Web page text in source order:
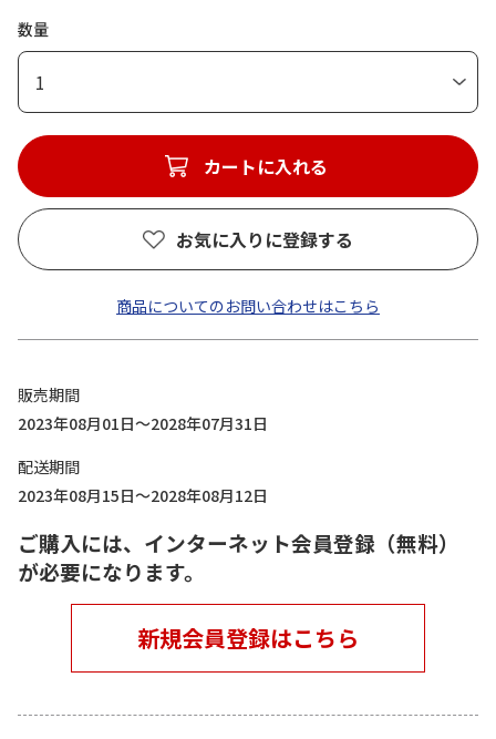
数量
1
カートに入れる
お気に入りに登録する
商品についてのお問い合わせはこちら
販売期間
2023年08月01日～2028年07月31日
配送期間
2023年08月15日～2028年08月12日
ご購入には、インターネット会員登録（無料）
が必要になります。
新規会員登録はこちら